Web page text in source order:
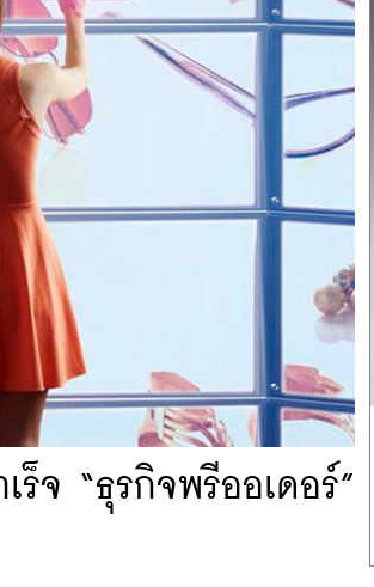
ร็จ “ธุรกิจพรีออเดอร์”